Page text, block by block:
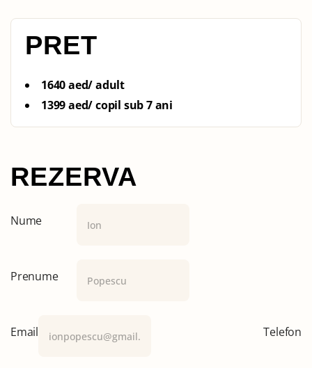
PRET
1640 aed/ adult
1399 aed/ copil sub 7 ani
REZERVA
Nume
Prenume
Email Telefon